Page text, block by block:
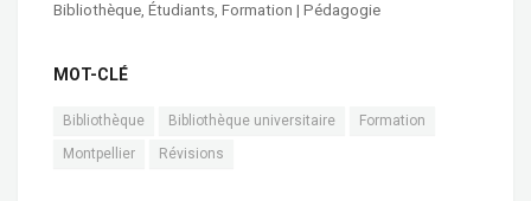
Bibliothèque, Étudiants, Formation | Pédagogie
MOT-CLÉ
Bibliothèque Bibliothèque universitaire
Formation
Montpellier
Révisions